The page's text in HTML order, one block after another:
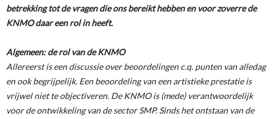
betrekking tot de vragen die ons bereikt hebben en voor zoverre de
KNMO daar een rol in heeft.
Algemeen: de rol van de KNMO
Allereerst is een discussie over beoordelingen c.q. punten van alledag
en ook begrijpelijk. Een beoordeling van een artistieke prestatie is
vrijwel niet te objectiveren. De KNMO is (mede) verantwoordelijk
voor de ontwikkeling van de sector SMP. Sinds het ontstaan van de